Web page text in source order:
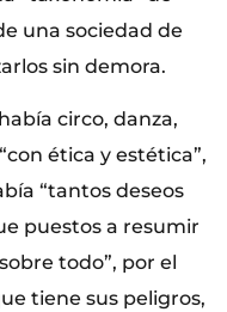
una sociedad de
sin demora.
circo, danza,
ética y estética”,
“tantos deseos
puestos a resumir
todo”, por el
tiene sus peligros,